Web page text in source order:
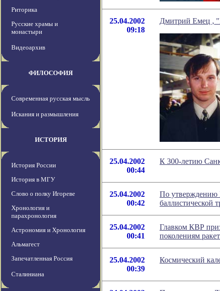
Риторика
Русские храмы и
монастыри
Видеоархив
ФИЛОСОФИЯ
Современная русская мысль
Искания и размышления
ИСТОРИЯ
История России
История в МГУ
Слово о полку Игореве
Хронология и
парахронология
Астрономия и Хронология
Альмагест
Запечатленная Россия
Сталиниана
25.04.2002
09:18
Дмитрий Емец ,
25.04.2002
00:44
К 300-летию
25.04.2002
00:42
По утверждению
баллистической
25.04.2002
00:41
Главком КВР
поколениям
25.04.2002
00:39
Космический